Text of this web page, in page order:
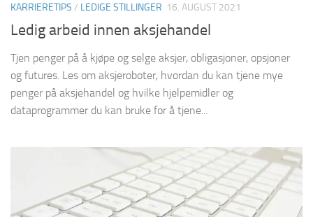
KARRIERETIPS / LEDIGE STILLINGER 16. AUGUST 2021
Ledig arbeid innen aksjehandel
Tjen penger på å kjøpe og selge aksjer, obligasjoner, opsjoner
og futures. Les om aksjeroboter, hvordan du kan tjene mye
penger på aksjehandel og hvilke hjelpemidler og
dataprogrammer du kan bruke for å tjene...